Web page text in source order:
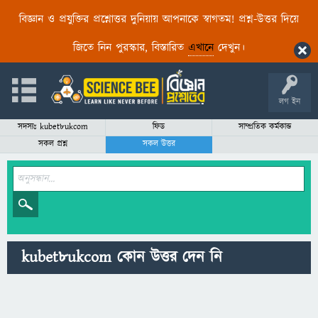
বিজ্ঞান ও প্রযুক্তির প্রশ্নোত্তর দুনিয়ায় আপনাকে স্বাগতম! প্রশ্ন-উত্তর দিয়ে
জিতে নিন পুরস্কার, বিস্তারিত এখানেদেখুন।
লগ ইন
সদস্যঃ kubet8ukcom ফিড
সাম্প্রতিক কর্মকান্ড
সকল প্রশ্ন
সকল উত্তর
kubet8ukcom কোন উত্তর দেন নি